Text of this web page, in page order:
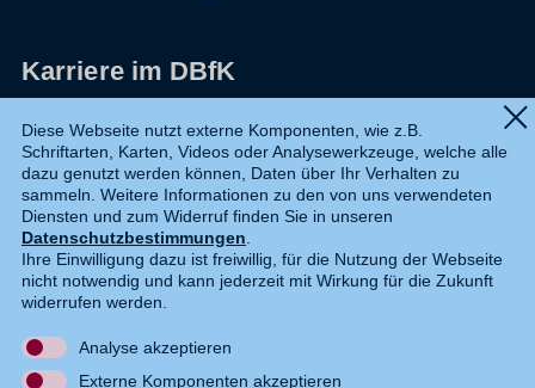
Karriere im DBfK
Datenschutz
Shop
Widerruf
Kontakt
DE EN
Diese Webseite nutzt externe Komponenten, wie z.B.
Schriftarten, Karten, Videos oder Analysewerkzeuge, welche alle
dazu genutzt werden können, Daten über Ihr Verhalten zu
sammeln. Weitere Informationen zu den von uns verwendeten
Diensten und zum Widerruf finden Sie in unseren
Datenschutzbestimmungen.
Ihre Einwilligung dazu ist freiwillig, für die Nutzung der Webseite
nicht notwendig und kann jederzeit mit Wirkung für die Zukunft
widerrufen werden.
Analyse akzeptieren
Externe Komponenten akzeptieren